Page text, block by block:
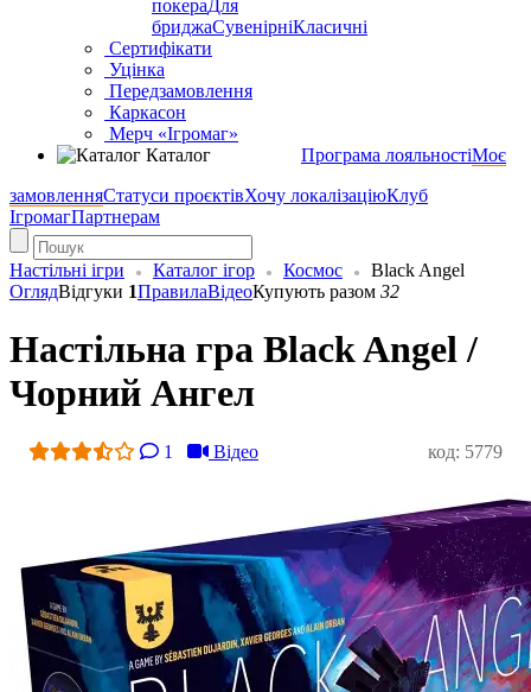
покераДля
бриджаСувенірніКласичні
Сертифікати
Уцінка
Передзамовлення
Каркасон
Мерч «Ігромаг»
Каталог
Програма лояльностіМоє
замовленняСтатуси проєктівХочу локалізаціюКлуб
ІгромагПартнерам
Настільні ігри Каталог ігор Космос
Black Angel
ОглядВідгуки 1ПравилаВідеоКупують разом 32
Настільна гра Black Angel /
Чорний Ангел
1 Відео код: 5779